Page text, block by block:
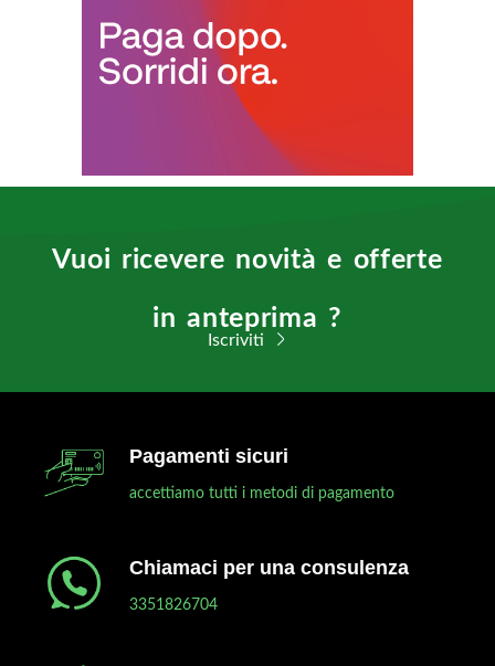
Vuoi ricevere novità e offerte
in anteprima ?
Iscriviti
Pagamenti sicuri
accettiamo tutti i metodi di pagamento
Chiamaci per una consulenza
3351826704